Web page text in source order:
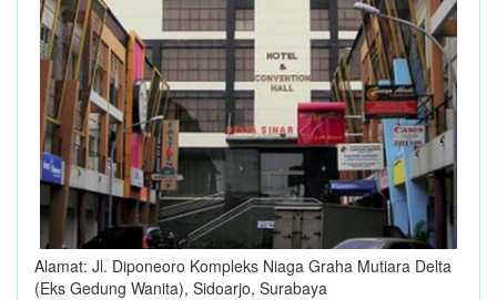
Alamat: Jl. Diponeoro Kompleks Niaga Graha Mutiara Delta
(Eks Gedung Wanita), Sidoarjo, Surabaya